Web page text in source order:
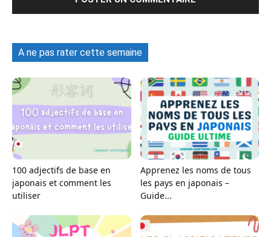
A ne pas rater cette semaine
100 adjectifs de base en
japonais et comment les
utiliser
Apprenez les noms de tous
les pays en japonais –
Guide...